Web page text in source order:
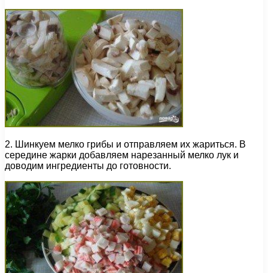
2. Шинкуем мелко грибы и отправляем их жариться. В
середине жарки добавляем нарезанный мелко лук и
доводим ингредиенты до готовности.